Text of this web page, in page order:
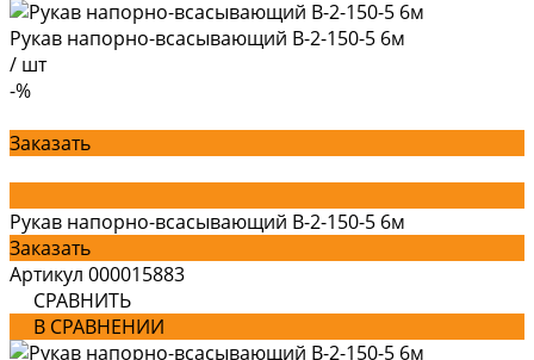
Рукав напорно-всасывающий В-2-150-5 6м
/ шт
-%
Заказать
Рукав напорно-всасывающий В-2-150-5 6м
Заказать
Артикул 000015883
СРАВНИТЬ
В СРАВНЕНИИ